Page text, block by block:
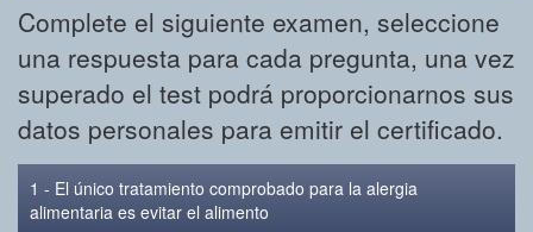
Complete el siguiente examen, seleccione
una respuesta para cada pregunta, una vez
superado el test podrá proporcionarnos sus
datos personales para emitir el certificado.
1 - El único tratamiento comprobado para la alergia
alimentaria es evitar el alimento